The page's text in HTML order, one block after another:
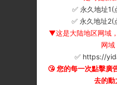
✅ 永久地址1(
✅ 永久地址2(
▼这是大陆地区网域
网域
✅ https://
😘 您的每一次點擊廣
去的動